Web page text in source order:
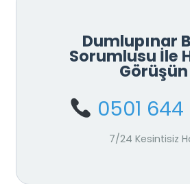
Dumlupınar
Sorumlusu İle
Görüşün
0501 644
7/24 Kesintisiz